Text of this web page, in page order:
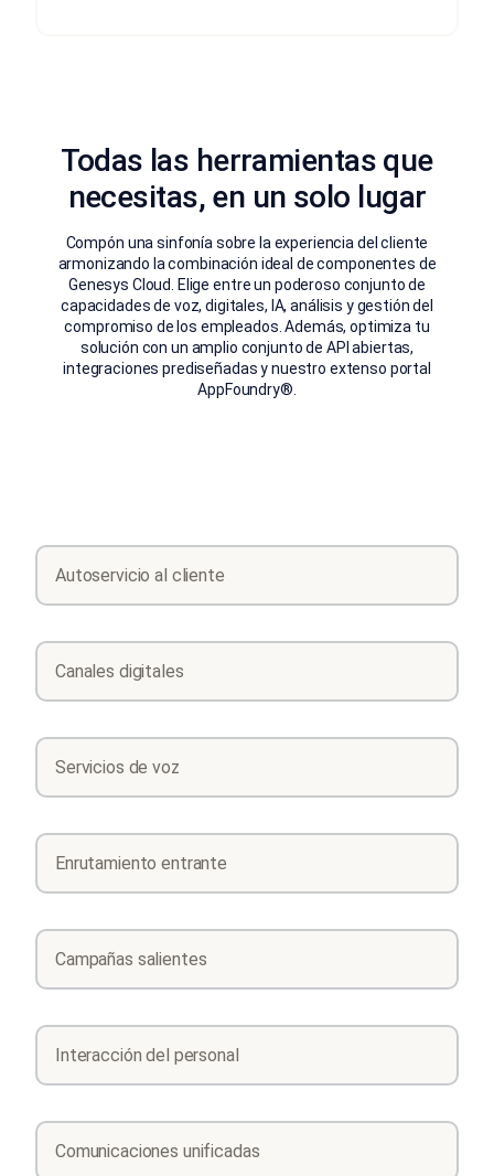
Todas las herramientas que
necesitas, en un solo lugar
Compón una sinfonía sobre la experiencia del cliente
armonizando la combinación ideal de componentes de
Genesys Cloud. Elige entre un poderoso conjunto de
capacidades de voz, digitales, IA, análisis y gestión del
compromiso de los empleados. Además, optimiza tu
solución con un amplio conjunto de API abiertas,
integraciones prediseñadas y nuestro extenso portal
AppFoundry®.
Autoservicio al cliente
Canales digitales
Servicios de voz
Enrutamiento entrante
Campañas salientes
Interacción del personal
Comunicaciones unificadas